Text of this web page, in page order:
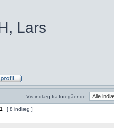
Lars
Vis indlæg fra foregående:
1 [ 8 indlæg ]